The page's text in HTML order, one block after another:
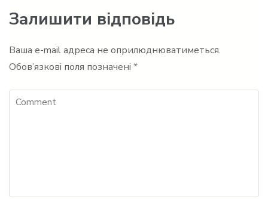
Залишити відповідь
Ваша e-mail адреса не оприлюднюватиметься.
Обов’язкові поля позначені *
Comment